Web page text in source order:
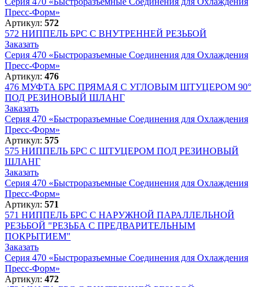
Пресс-Форм»
Артикул: 572
572 НИППЕЛЬ БРС С ВНУТРЕННЕЙ РЕЗЬБОЙ
Заказать
Серия 470 «Быстроразъемные Соединения для Охлаждения
Пресс-Форм»
Артикул: 476
476 МУФТА БРС ПРЯМАЯ С УГЛОВЫМ ШТУЦЕРОМ 90°
ПОД РЕЗИНОВЫЙ ШЛАНГ
Заказать
Серия 470 «Быстроразъемные Соединения для Охлаждения
Пресс-Форм»
Артикул: 575
575 НИППЕЛЬ БРС С ШТУЦЕРОМ ПОД РЕЗИНОВЫЙ
ШЛАНГ
Заказать
Серия 470 «Быстроразъемные Соединения для Охлаждения
Пресс-Форм»
Артикул: 571
571 НИППЕЛЬ БРС С НАРУЖНОЙ ПАРАЛЛЕЛЬНОЙ
РЕЗЬБОЙ "РЕЗЬБА С ПРЕДВАРИТЕЛЬНЫМ
ПОКРЫТИЕМ"
Заказать
Серия 470 «Быстроразъемные Соединения для Охлаждения
Пресс-Форм»
Артикул: 472